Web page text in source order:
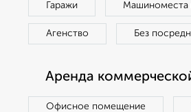
Гаражи Машиноместа
Агенство Без
Аренда
Офисное помещение